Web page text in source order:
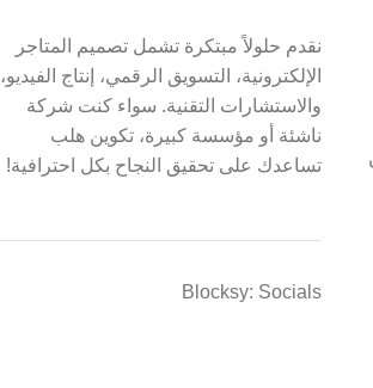
نقدم حلولاً مبتكرة تشمل تصميم المتاجر
الإلكترونية، التسويق الرقمي، إنتاج الفيديو،
والاستشارات التقنية. سواء كنت شركة
ناشئة أو مؤسسة كبيرة، تكوين هلب
تساعدك على تحقيق النجاح بكل احترافية!
Blocksy: Socials